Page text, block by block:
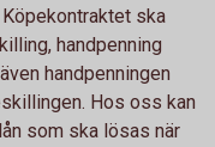
ska
handpenning
handpenningen
Hos oss kan
som ska lösas när